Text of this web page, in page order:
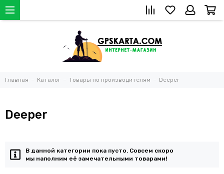
Главная Каталог Товары по производителям Deeper
Deeper
В данной категории пока пусто. Совсем скоро
мы наполним её замечательными товарами!